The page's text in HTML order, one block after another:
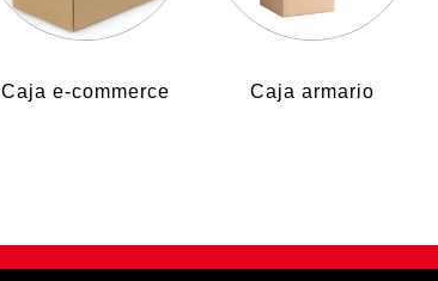
Caja e-commerce Caja armario